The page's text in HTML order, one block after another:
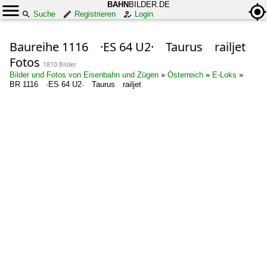
BAHN BILDER.DE
Suche
Registrieren Login
Baureihe 1116 ·ES 64 U2· Taurus railjet
Fotos 1810 Bilder
Bilder und Fotos von Eisenbahn und Zügen » Österreich » E-Loks »
BR 1116 ·ES 64 U2· Taurus railjet